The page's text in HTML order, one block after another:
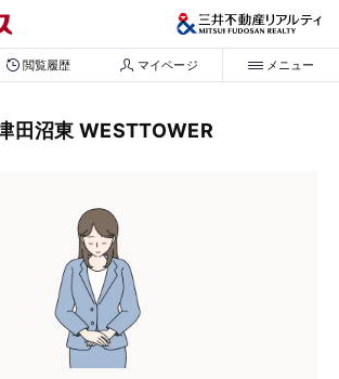
閲覧履歴 マイページ メニュー
田沼東 WESTTOWER